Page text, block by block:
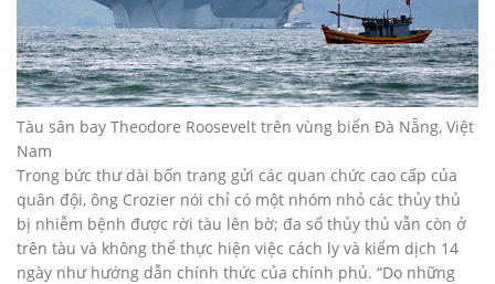
Tàu sân bay Theodore Roosevelt trên vùng biển Đà Nẵng, Việt
Nam
Trong bức thư dài bốn trang gửi các quan chức cao cấp của
quân đội, ông Crozier nói chỉ có một nhóm nhỏ các thủy thủ
bị nhiễm bệnh được rời tàu lên bờ; đa số thủy thủ vẫn còn ở
trên tàu và không thể thực hiện việc cách ly và kiểm dịch 14
ngày như hướng dẫn chính thức của chính phủ. “Do những